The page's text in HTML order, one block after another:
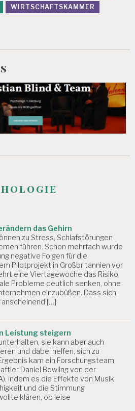
WIRTSCHAFTSKAMMER
das Gehirn
zu Stress, Schlafstörungen
führen. Schon mehrfach wurde
negative Folgen für die
Pilotprojekt in Großbritannien vor
eine Viertagewoche das Risiko
Probleme deutlich senken, ohne
einzubüßen. Dass sich
[…]
Leistung steigern
sie kann aber auch
und dabei helfen, sich zu
kam ein Forschungsteam
Daniel Bowling von der
indem es die Effekte von Musik
und die Stimmung
klären, ob leise